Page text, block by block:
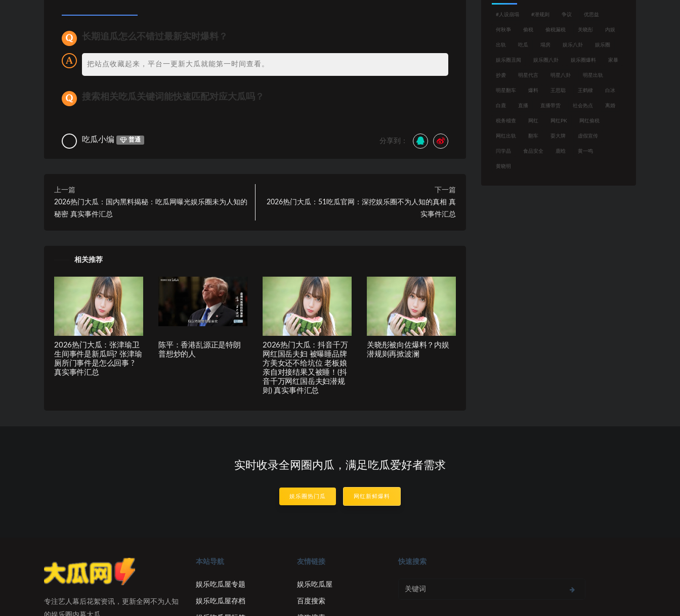
长期追瓜怎么不错过最新实时爆料？
把站点收藏起来，平台一更新大瓜就能第一时间查看。
搜索相关吃瓜关键词能快速匹配对应大瓜吗？
吃瓜小编 普通 分享到：
上一篇
2026热门大瓜：国内黑料揭秘：吃瓜网曝光娱乐圈未为人知的
秘密 真实事件汇总
下一篇
2026热门大瓜：51吃瓜官网：深挖娱乐圈不为人知的真相 真
实事件汇总
相关推荐
2026热门大瓜：张津瑜卫
生间事件是新瓜吗? 张津瑜
厕所门事件是怎么回事 ?
真实事件汇总
陈平：香港乱源正是特朗
普想炒的人
2026热门大瓜：抖音千万
网红国岳夫妇 被曝睡品牌
方美女还不给坑位 老板娘
亲自对接结果又被睡！(抖
音千万网红国岳夫妇潜规
则) 真实事件汇总
关晓彤被向佐爆料？内娱
潜规则再掀波澜
#人设崩塌 #潜规则 争议 优思益
何秋亊 偷税 偷税漏税 关晓彤 内娱
出轨 吃瓜 塌房 娱乐八卦 娱乐圈
娱乐圈丑闻 娱乐圈八卦 娱乐圈爆料 家暴
抄袭 明星代言 明星八卦 明星出轨
明星翻车 爆料 王思聪 王鹤棣 白冰
白鹿 直播 直播带货 社会热点 离婚
税务稽查 网红 网红PK 网红偷税
网红出轨 翻车 耍大牌 虚假宣传
闫学晶 食品安全 鹿晗 黄一鸣
黄晓明
实时收录全网圈内瓜，满足吃瓜爱好者需求
娱乐圈热门瓜 网红新鲜爆料
专注艺人幕后花絮资讯，更新全网不为人知
本站导航
娱乐吃瓜屋专题
娱乐吃瓜屋存档
友情链接
娱乐吃瓜屋
百度搜索
快速搜索